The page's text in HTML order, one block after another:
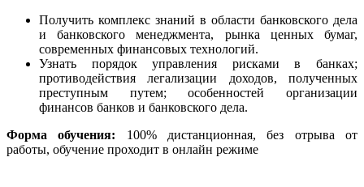
Получить комплекс знаний в области банковского дела
и банковского менеджмента, рынка ценных бумаг,
современных финансовых технологий.
Узнать порядок управления рисками в банках;
противодействия легализации доходов, полученных
преступным путем; особенностей организации
финансов банков и банковского дела.
Форма обучения: 100% дистанционная, без отрыва от
работы, обучение проходит в онлайн режиме